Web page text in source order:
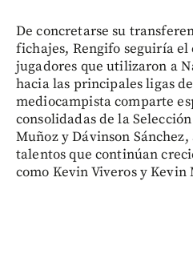
De concretarse su
fichajes, Rengifo seguiría el
jugadores que utilizaron a
hacia las principales ligas
mediocampista comparte
consolidadas de la
Muñoz y Dávinson
talentos que continúan
como Kevin Viveros y Kevin